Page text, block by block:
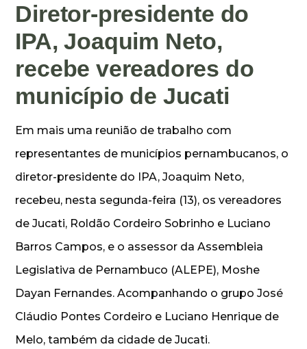
Diretor-presidente do
IPA, Joaquim Neto,
recebe vereadores do
município de Jucati
Em mais uma reunião de trabalho com
representantes de municípios pernambucanos, o
diretor-presidente do IPA, Joaquim Neto,
recebeu, nesta segunda-feira (13), os vereadores
de Jucati, Roldão Cordeiro Sobrinho e Luciano
Barros Campos, e o assessor da Assembleia
Legislativa de Pernambuco (ALEPE), Moshe
Dayan Fernandes. Acompanhando o grupo José
Cláudio Pontes Cordeiro e Luciano Henrique de
Melo, também da cidade de Jucati.